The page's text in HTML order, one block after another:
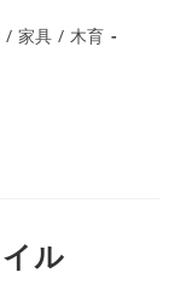
/ 家具 / 木育
ル